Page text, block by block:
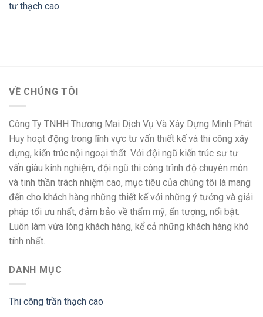
tư thạch cao
VỀ CHÚNG TÔI
Công Ty TNHH Thương Mai Dịch Vụ Và Xây Dựng Minh Phát
Huy hoạt động trong lĩnh vực tư vấn thiết kế và thi công xây
dựng, kiến trúc nội ngoại thất. Với đội ngũ kiến trúc sư tư
vấn giàu kinh nghiệm, đội ngũ thi công trình độ chuyên môn
và tinh thần trách nhiệm cao, mục tiêu của chúng tôi là mang
đến cho khách hàng những thiết kế với những ý tưởng và giải
pháp tối ưu nhất, đảm bảo về thẩm mỹ, ấn tượng, nổi bật.
Luôn làm vừa lòng khách hàng, kể cả những khách hàng khó
tính nhất.
DANH MỤC
Thi công trần thạch cao